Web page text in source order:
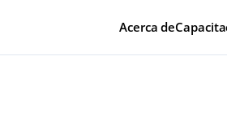
Acerca de